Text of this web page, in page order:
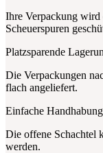
Ihre Verpackung
Scheuerspuren
Platzsparende
Die Verpackungen
flach angeliefert.
Einfache Handhabung
Die offene Schachtel
werden.